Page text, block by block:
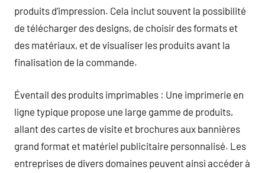
produits d’impression. Cela inclut souvent la possibilité
de télécharger des designs, de choisir des formats et
des matériaux, et de visualiser les produits avant la
finalisation de la commande.
Éventail des produits imprimables : Une imprimerie en
ligne typique propose une large gamme de produits,
allant des cartes de visite et brochures aux bannières
grand format et matériel publicitaire personnalisé. Les
entreprises de divers domaines peuvent ainsi accéder à